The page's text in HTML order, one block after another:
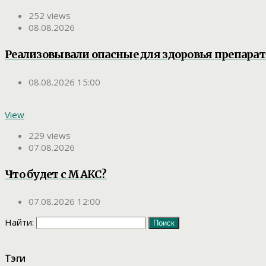
252 views
08.08.2026
Реализовывали опасные для здоровья
08.08.2026 15:00
View
229 views
07.08.2026
Что будет с МАКС?
07.08.2026 12:00
Найти:
Тэги